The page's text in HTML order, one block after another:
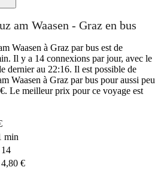
am Waasen - Graz en bus
Waasen à Graz par bus est de
Il y a 14 connexions par jour, avec le
dernier au 22:16. Il est possible de
Waasen à Graz par bus pour aussi peu
Le meilleur prix pour ce voyage est
min
14
4,80 €